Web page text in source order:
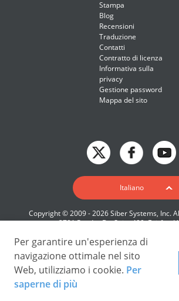
Stampa
Blog
Recensioni
Traduzione
Contatti
Contratto di licenza
Informativa sulla
privacy
Gestione password
Mappa del sito
Italiano
English
Deutsch
Español-419
Français
Italiano
日本語
Copyright © 2009 - 2026 Siber Systems, Inc.
3701 Pender Dr, Suite 400, Fairfax,
Per garantire un'esperienza di
navigazione ottimale nel sito
Web, utilizziamo i cookie. Per
saperne di più